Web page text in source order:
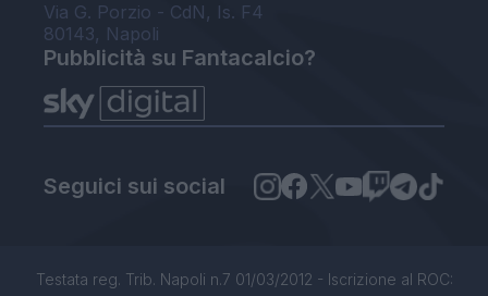
Via G. Porzio - CdN, Is. F4
80143, Napoli
Pubblicità su Fantacalcio?
Seguici sui social
Testata reg. Trib. Napoli n.7 01/03/2012 - Iscrizione al ROC: